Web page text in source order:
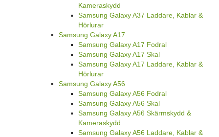
Kameraskydd
Samsung Galaxy A37 Laddare, Kablar &
Hörlurar
Samsung Galaxy A17
Samsung Galaxy A17 Fodral
Samsung Galaxy A17 Skal
Samsung Galaxy A17 Laddare, Kablar &
Hörlurar
Samsung Galaxy A56
Samsung Galaxy A56 Fodral
Samsung Galaxy A56 Skal
Samsung Galaxy A56 Skärmskydd &
Kameraskydd
Samsung Galaxy A56 Laddare, Kablar &